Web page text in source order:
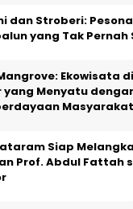
dan Stroberi:
yang Tak Pernah
Ekowisata
yang Menyatu
Masyarakat
Siap
Prof. Abdul Fattah